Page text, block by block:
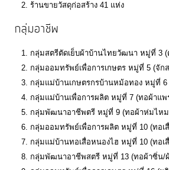
ร้านขายวัสดุก่อสร้าง 41 แห่ง
กลุ่มอาชีพ
กลุ่มสตรีตัดเย็บผ้าบ้านไทยวัฒนา หมู่ที่ 3 (
กลุ่มออมทรัพย์เพื่อการเกษตร หมู่ที่ 5 (จัก
กลุ่มแม่บ้านเกษตรกรบ้านหม้อทอง หมู่ที่ 6
กลุ่มแม่บ้านเพื่อการผลิต หมู่ที่ 7 (ทอผ้าแพ
กลุ่มพัฒนาอาชีพตรี หมู่ที่ 9 (ทอผ้าห่มไหม
กลุ่มออมทรัพย์เพื่อการผลิต หมู่ที่ 10 (ทอเ
กลุ่มแม่บ้านทอเสื่อหนองไฮ หมู่ที่ 10 (ทอเ
กลุ่มพัฒนาอาชีพสตรี หมู่ที่ 13 (ทอผ้าซิ่น/